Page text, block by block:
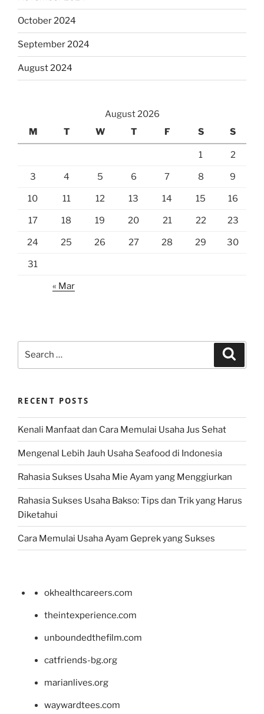
October 2024
September 2024
August 2024
August 2026
M
T W T F S S
1 2
3 4 5 6 7 8 9
10 11 12 13 14 15 16
17 18 19 20 21 22 23
24 25 26 27 28 29 30
31
« Mar
RECENT POSTS
Kenali Manfaat dan Cara Memulai Usaha Jus Sehat
Mengenal Lebih Jauh Usaha Seafood di Indonesia
Rahasia Sukses Usaha Mie Ayam yang Menggiurkan
Rahasia Sukses Usaha Bakso: Tips dan Trik yang Harus
Diketahui
Cara Memulai Usaha Ayam Geprek yang Sukses
okhealthcareers.com
theintexperience.com
unboundedthefilm.com
catfriends-bg.org
marianlives.org
waywardtees.com